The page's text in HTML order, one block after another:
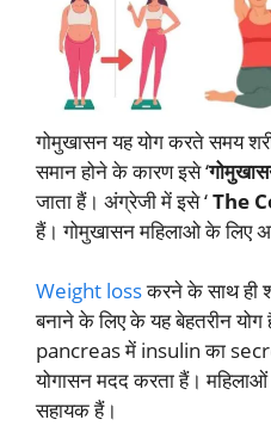
गोमुखासन यह योग करते समय
समान होने के कारण इसे ‘
जाता हैं। अंग्रेजी में इसे ‘The
हैं। गोमुखासन महिलाओ के लिए
Weight lossकरने के साथ ही
बनाने के लिए के यह बेहतरीन
pancreas में insulin का
योगासन मदद करता हैं। महिलाओं
सहायक हैं।